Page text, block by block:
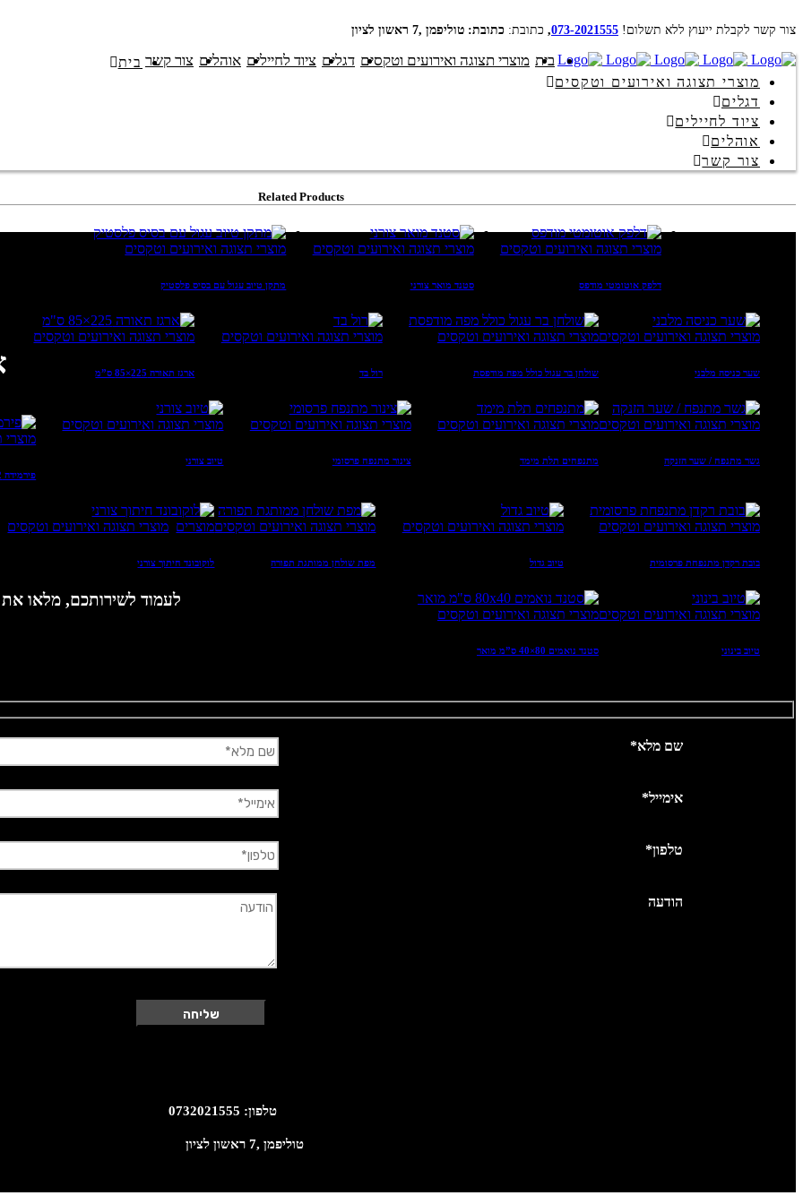
צור קשר לקבלת ייעוץ ללא תשלום! 073-2021555
, כתובת: כתובת: טוליפמן ,7 ראשון לציון
בית מוצרי תצוגה ואירועים וטקסים דגלים ציוד לחיילים אוהלים צור קשר בית
מוצרי תצוגה ואירועים וטקסים
דגלים
ציוד לחיילים
אוהלים
צור קשר
Related Products
מוצרי תצוגה ואירועים וטקסים
דלפק אוטומטי מודפס
מוצרי תצוגה ואירועים וטקסים
סטנד מואר צורני
מוצרי תצוגה ואירועים וטקסים
מתקן טיוב עגול עם בסיס פלסטיק
מוצרי תצוגה ואירועים וטקסים
שער כניסה מלבני
מוצרי תצוגה ואירועים וטקסים
שולחן בר עגול כולל מפה מודפסת
מוצרי תצוגה ואירועים וטקסים
רול בד
מוצרי תצוגה ואירועים וטקסים
ארגז תאורה 225×85 ס”מ
מוצרי תצוגה ואירועים וטקסים
גשר מתנפח / שער הזנקה
מוצרי תצוגה ואירועים וטקסים
מתנפחים תלת מימד
מוצרי תצוגה ואירועים וטקסים
צינור מתנפח פרסומי
מוצרי תצוגה ואירועים וטקסים
טיוב צורני
מוצרי
פירמידה 2 מטר מודפסת
מוצרי תצוגה ואירועים וטקסים
בובת רקדן מתנפחת פרסומית
מוצרי תצוגה ואירועים וטקסים
טיוב גדול
מוצרי תצוגה ואירועים וטקסים
מפת שולחן ממותגת תפורה
מוצרים מוצרי תצוגה ואירועים וטקסים
לוקובונד חיתוך צורני
מוצרי תצוגה ואירועים וטקסים
טיוב בינוני
מוצרי תצוגה ואירועים וטקסים
סטנד נואמים 80×40 ס”מ מואר
לעמוד לשירותכם, מלאו את
*שם מלא
*אימייל
*טלפון
הודעה
טלפון: 0732021555
טוליפמן ,7 ראשון לציון